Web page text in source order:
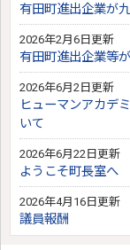
有田町進出企業が
2026年2月6日更新
有田町進出企業等
2026年6月2日更新
ヒューマンアカデ
いて
2026年6月22日更新
ようこそ町長室へ
2026年4月16日更新
議員報酬